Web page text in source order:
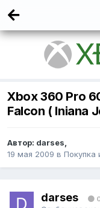
Xbox 360 Pro
Falcon ( Iniana
Автор: darses,
19 мая 2009 в Покупка
darses